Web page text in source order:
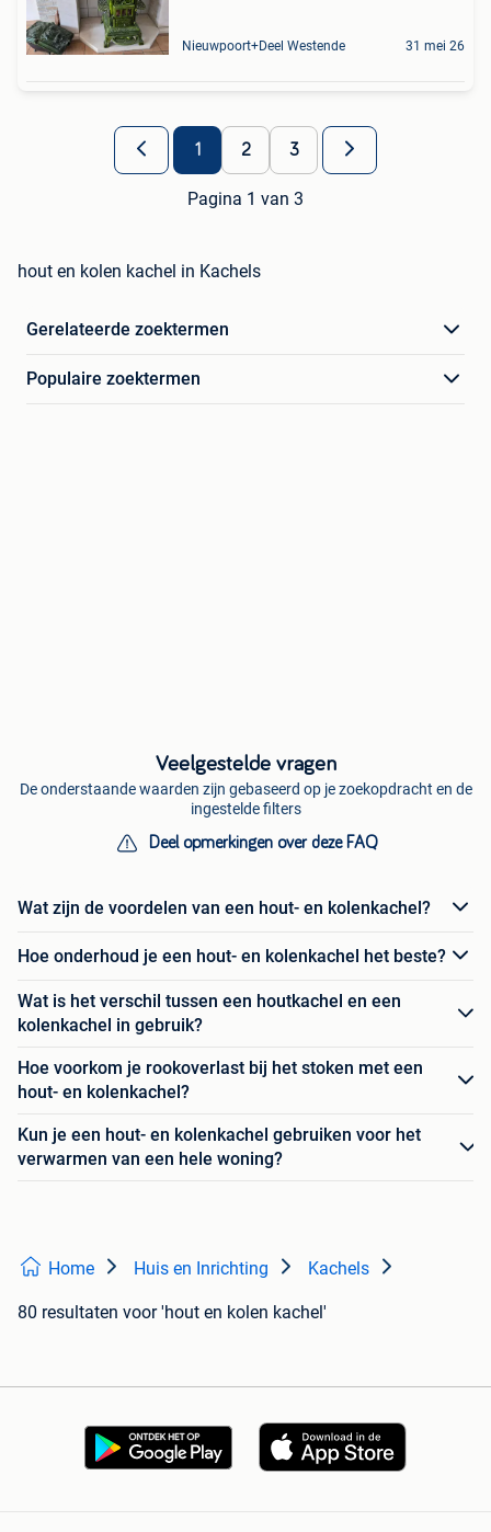
Nieuwpoort+Deel Westende 31 mei 26
1 2 3
Pagina 1 van 3
hout en kolen kachel in Kachels
Gerelateerde zoektermen
Populaire zoektermen
Veelgestelde vragen
De onderstaande waarden zijn gebaseerd op je zoekopdracht en de
ingestelde filters
Deel opmerkingen over deze FAQ
Wat zijn de voordelen van een hout- en kolenkachel?
Hoe onderhoud je een hout- en kolenkachel het beste?
Wat is het verschil tussen een houtkachel en een
kolenkachel in gebruik?
Hoe voorkom je rookoverlast bij het stoken met een
hout- en kolenkachel?
Kun je een hout- en kolenkachel gebruiken voor het
verwarmen van een hele woning?
Home Huis en Inrichting Kachels
80 resultaten voor 'hout en kolen kachel'